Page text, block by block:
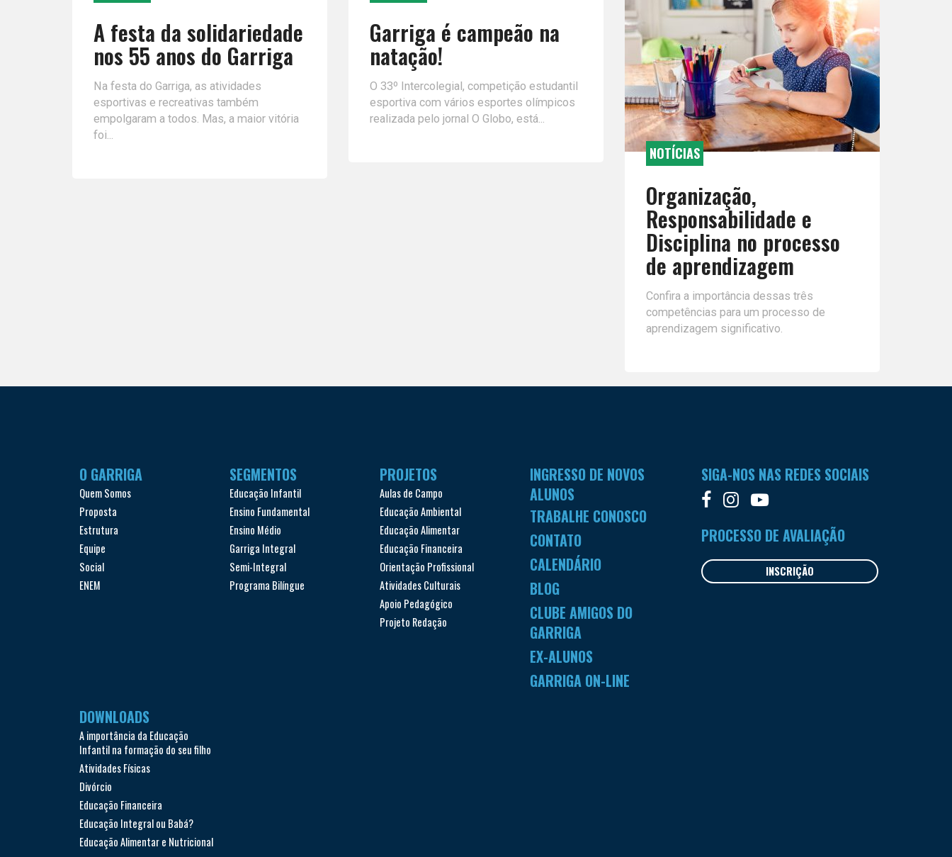
A festa da solidariedade
nos 55 anos do Garriga
Na festa do Garriga, as atividades
esportivas e recreativas também
empolgaram a todos. Mas, a maior vitória
foi...
Garriga é campeão na
natação!
O 33º Intercolegial, competição estudantil
esportiva com vários esportes olímpicos
realizada pelo jornal O Globo, está...
NOTÍCIAS
Organização,
Responsabilidade e
Disciplina no processo
de aprendizagem
Confira a importância dessas três
competências para um processo de
aprendizagem significativo.
O GARRIGA
Quem Somos
Proposta
Estrutura
Equipe
Social
ENEM
SEGMENTOS
Educação Infantil
Ensino Fundamental
Ensino Médio
Garriga Integral
Semi-Integral
Programa Bilíngue
PROJETOS
Aulas de Campo
Educação Ambiental
Educação Alimentar
Educação Financeira
Orientação Profissional
Atividades Culturais
Apoio Pedagógico
Projeto Redação
INGRESSO DE NOVOS
ALUNOS
TRABALHE CONOSCO
CONTATO
CALENDÁRIO
BLOG
CLUBE AMIGOS DO
GARRIGA
EX-ALUNOS
GARRIGA ON-LINE
DOWNLOADS
A importância da Educação
Infantil na formação do seu filho
Atividades Físicas
Divórcio
Educação Financeira
Educação Integral ou Babá?
Educação Alimentar e Nutricional
SIGA-NOS NAS REDES SOCIAIS
PROCESSO DE AVALIAÇÃO
INSCRIÇÃO